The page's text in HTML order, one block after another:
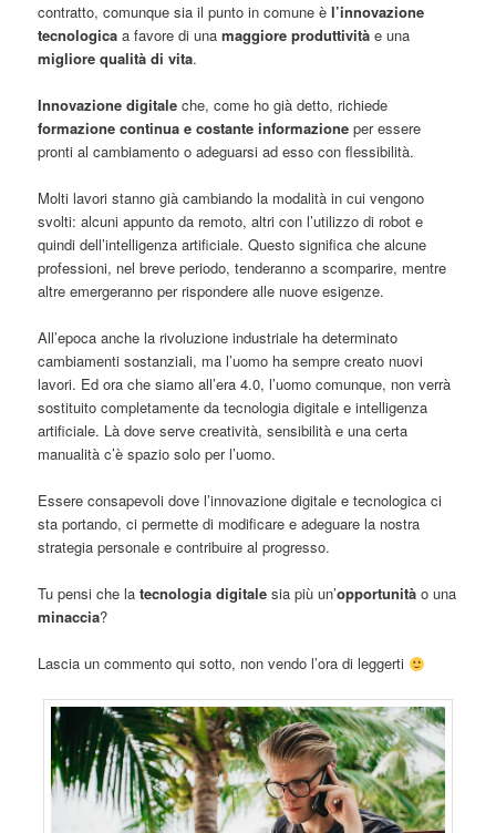
contratto, comunque sia il punto in comune èl’innovazione
tecnologica a favore di unamaggiore produttività e una
migliore qualità di vita.
Innovazione digitale che, come ho già detto, richiede
formazione continua e costante informazione per essere
pronti al cambiamento o adeguarsi ad esso con flessibilità.
Molti lavori stanno già cambiando la modalità in cui vengono
svolti: alcuni appunto da remoto, altri con l’utilizzo di robot e
quindi dell’intelligenza artificiale. Questo significa che alcune
professioni, nel breve periodo, tenderanno a scomparire, mentre
altre emergeranno per rispondere alle nuove esigenze.
All’epoca anche la rivoluzione industriale ha determinato
cambiamenti sostanziali, ma l’uomo ha sempre creato nuovi
lavori. Ed ora che siamo all’era 4.0, l’uomo comunque, non verrà
sostituito completamente da tecnologia digitale e intelligenza
artificiale. Là dove serve creatività, sensibilità e una certa
manualità c’è spazio solo per l’uomo.
Essere consapevoli dove l’innovazione digitale e tecnologica ci
sta portando, ci permette di modificare e adeguare la nostra
strategia personale e contribuire al progresso.
Tu pensi che latecnologia digitale sia più un’opportunitào una
minaccia?
Lascia un commento qui sotto, non vendo l’ora di leggerti